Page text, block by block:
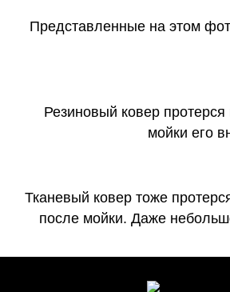
Представленные на этом
Резиновый ковер
мойки его
Тканевый ковер тоже
после мойки. Даже